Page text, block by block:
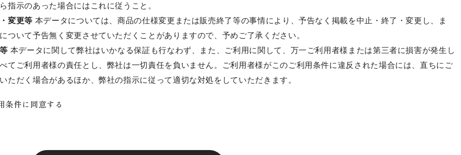
指示のあった場合にはこれに従うこと。
変更等 本データについては、商品の仕様変更または販売終了等の事情により、予告なく掲載を中止・終了・変更し、ま
ついて予告無く変更させていただくことがありますので、予めご了承ください。
本データに関して弊社はいかなる保証も行なわず、また、ご利用に関して、万一ご利用者様または第三者に損害が発生し
てご利用者様の責任とし、弊社は一切責任を負いません。ご利用者様がこのご利用条件に違反された場合には、直ちにご
ただく場合があるほか、弊社の指示に従って適切な対処をしていただきます。
条件に同意する